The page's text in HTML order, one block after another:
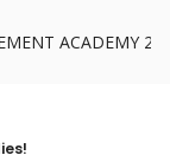
ACADEMY 26